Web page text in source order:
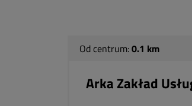
Od centrum:0.1 km
Arka Zakład